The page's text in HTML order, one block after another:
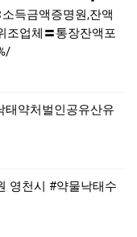
득금액증명원,잔액
조업체〓통장잔액포
태약처벌인공유산유
영천시 #약물낙태수